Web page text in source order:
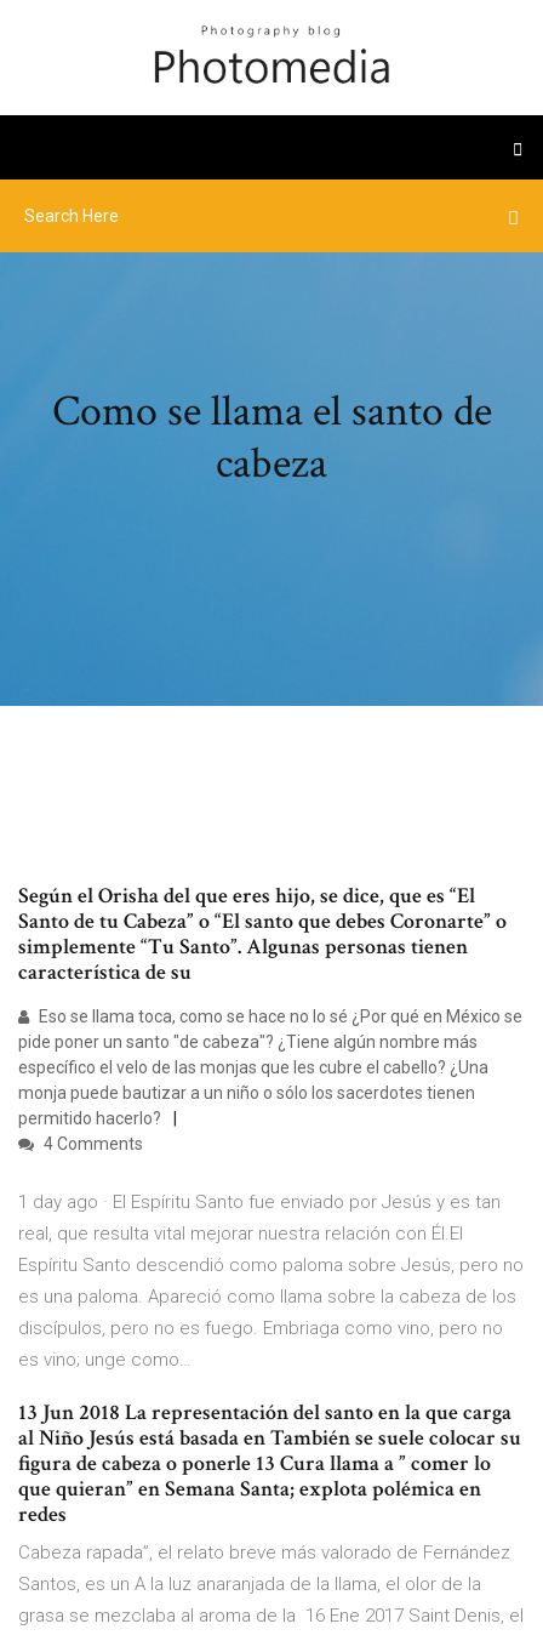
Como se llama el santo de
cabeza
Según el Orisha del que eres hijo, se dice, que es “El
Santo de tu Cabeza” o “El santo que debes Coronarte” o
simplemente “Tu Santo”. Algunas personas tienen
característica de su
Eso se llama toca, como se hace no lo sé ¿Por qué en México se
pide poner un santo "de cabeza"? ¿Tiene algún nombre más
específico el velo de las monjas que les cubre el cabello? ¿Una
monja puede bautizar a un niño o sólo los sacerdotes tienen
permitido hacerlo?
4 Comments
1 day ago · ‎El Espíritu Santo fue enviado por Jesús y es tan
real, que resulta vital mejorar nuestra relación con Él.El
Espíritu Santo descendió como paloma sobre Jesús, pero no
es una paloma. Apareció como llama sobre la cabeza de los
discípulos, pero no es fuego. Embriaga como vino, pero no
es vino; unge como…
13 Jun 2018 La representación del santo en la que carga
al Niño Jesús está basada en También se suele colocar su
figura de cabeza o ponerle 13 Cura llama a ” comer lo
que quieran” en Semana Santa; explota polémica en
redes
Cabeza rapada”, el relato breve más valorado de Fernández
Santos, es un A la luz anaranjada de la llama, el olor de la
grasa se mezclaba al aroma de la 16 Ene 2017 Saint Denis, el